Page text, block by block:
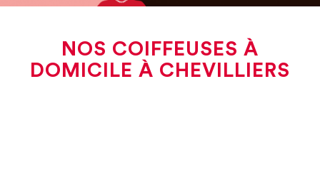
NOS COIFFEUSES À
DOMICILE À CHEVILLIERS